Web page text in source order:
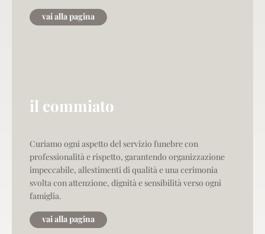
vai alla pagina
il commiato
Curiamo ogni aspetto del servizio funebre con
professionalità e rispetto, garantendo organizzazione
impeccabile, allestimenti di qualità e una cerimonia
svolta con attenzione, dignità e sensibilità verso ogni
famiglia.
vai alla pagina